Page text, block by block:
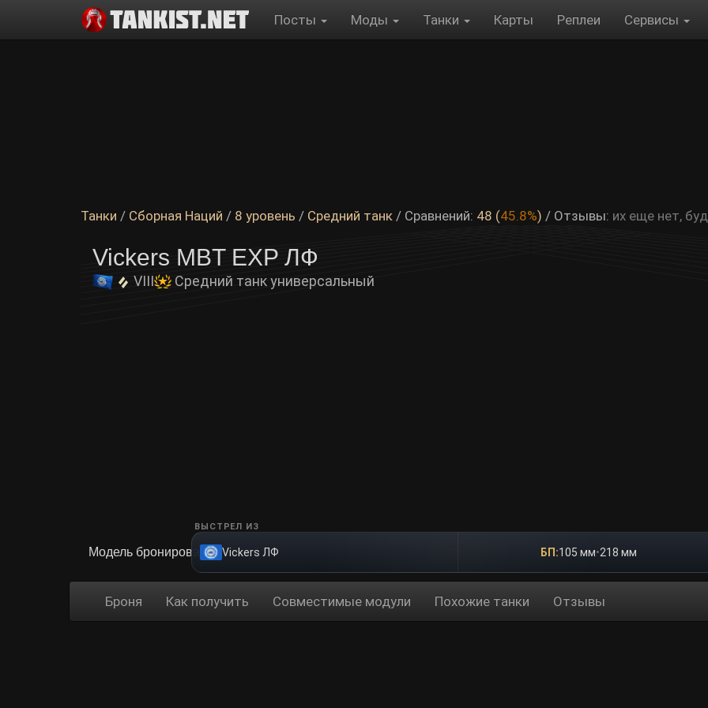
Посты Моды Танки Карты Реплеи Сервисы
Танки / Сборная Наций / 8 уровень / Средний танк / Сравнений: 48 (45.8%) / Отзывы: их еще нет,
Vickers MBT EXP ЛФ
VIII Средний танк универсальный
Модель бронирования
ВЫСТРЕЛ ИЗ
Vickers ЛФ БП:105 мм•218 мм
Броня Как получить Совместимые модули Похожие танки Отзывы